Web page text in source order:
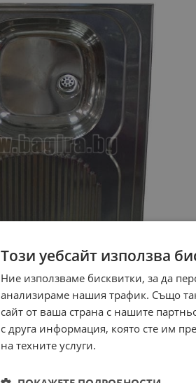
Този уебсайт използва
Ние използваме бисквитки, за да
анализираме нашия трафик. Също
сайт от ваша страна с нашите
с друга информация, която сте им
на техните услуги.